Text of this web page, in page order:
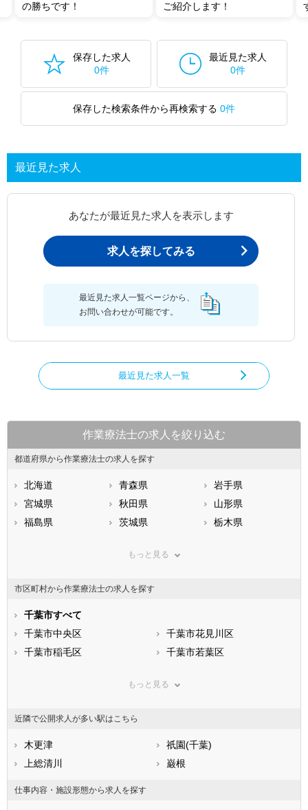
の勝ちです！
ご紹介します！
保存した求人
0件
最近見た求人
0件
保存した検索条件から再検索する 0件
最近見た求人
あなたが最近見た求人を表示します
求人を探してみる
最近見た求人一覧ページから、
お問い合わせが可能です。
最近見た求人一覧
作業療法士の求人を絞り込む
都道府県から作業療法士の求人を探す
北海道 青森県
岩手県
宮城県
秋田県
山形県
福島県
茨城県
栃木県
神奈川県
石川県
福井県
静岡県
滋賀県
大阪府
兵庫県
和歌山県
山口県
福岡県
佐賀県
熊本県
鹿児島県
もっと見る
市区町村から作業療法士の求人を探す
千葉市すべて
千葉市中央区
千葉市花見川区
千葉市稲毛区
千葉市若葉区
船橋市
木更津市
松戸市
野田市
茂原市
もっと見る
近隣で公開求人が多い駅はこちら
木更津
祇園(千葉)
上総清川
巌根
仕事内容・施設形態から求人を探す